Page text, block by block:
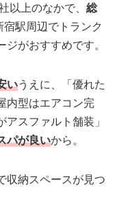
以上のなかで、 総
宿駅周辺でトランク
がおすすめです。
いうえに、「優れた
内型はエアコン完
スファルト舗装」
パが良いから。
収納スペースが見つ